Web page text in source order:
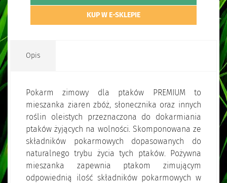
KUP W E-SKLEPIE
Opis
Pokarm zimowy dla ptaków PREMIUM to
mieszanka ziaren zbóż, słonecznika oraz innych
roślin oleistych przeznaczona do dokarmiania
ptaków żyjących na wolności. Skomponowana ze
składników pokarmowych dopasowanych do
naturalnego trybu życia tych ptaków. Pożywna
mieszanka zapewnia ptakom zimującym
odpowiednią ilość składników pokarmowych w